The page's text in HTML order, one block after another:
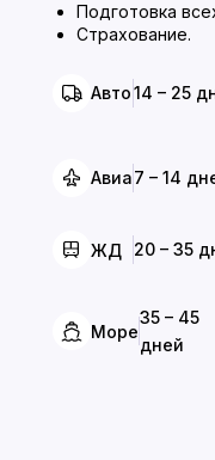
Подготовка
Страхование.
Авто14 – 25
Авиа7 – 14
ЖД 20 – 35
Море
35 – 45
дней